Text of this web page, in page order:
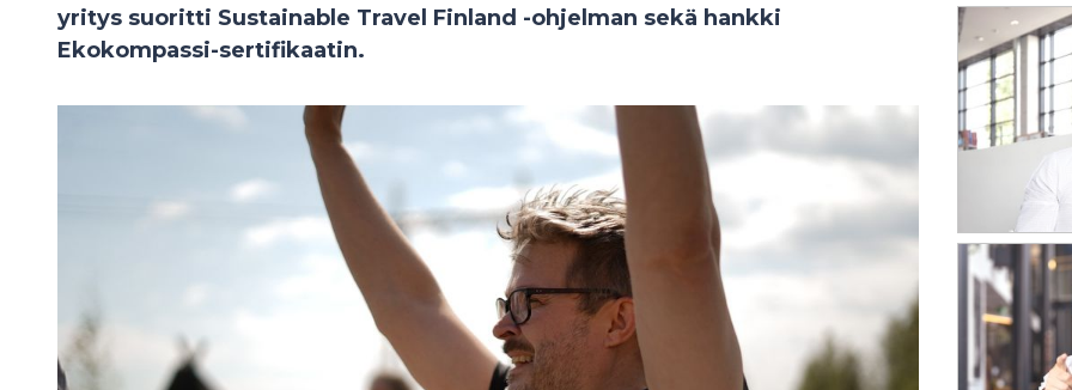
yritys suoritti Sustainable Travel Finland -ohjelman sekä hankki
Ekokompassi-sertifikaatin.